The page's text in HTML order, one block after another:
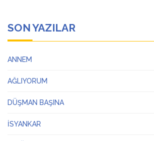
SON YAZILAR
ANNEM
AĞLIYORUM
DÜŞMAN BAŞINA
İSYANKAR